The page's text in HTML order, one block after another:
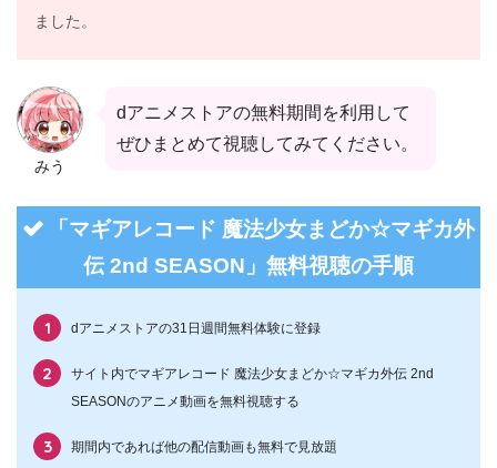
ました。
みう
dアニメストアの無料期間を利用して
ぜひまとめて視聴してみてください。
「マギアレコード 魔法少女まどか☆マギカ外
伝 2nd SEASON」無料視聴の手順
dアニメストアの31日週間無料体験に登録
サイト内でマギアレコード 魔法少女まどか☆マギカ外伝 2nd
SEASONのアニメ動画を無料視聴する
期間内であれば他の配信動画も無料で見放題